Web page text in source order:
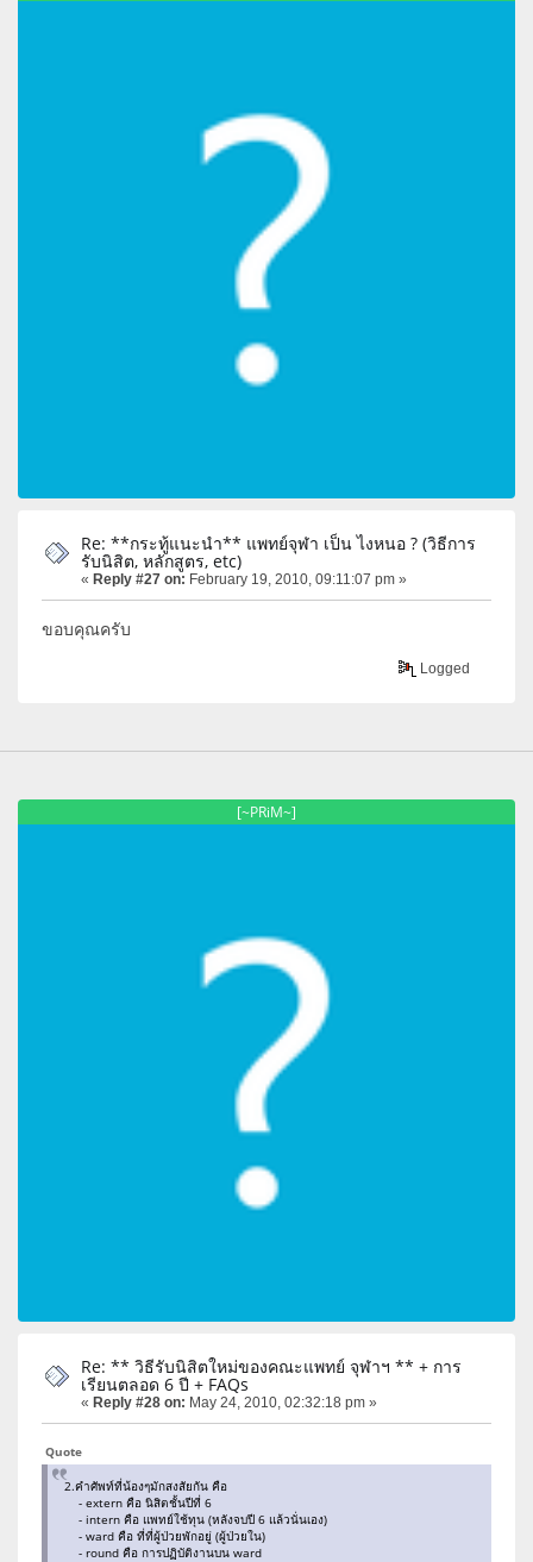
Re: **กระทู้แนะนำ** แพทย์จุฬา เป็น ไงหนอ ? (วิธีการ
รับนิสิต, หลักสูตร, etc)
« Reply #27 on: February 19, 2010, 09:11:07 pm »
ขอบคุณครับ
Logged
[~PRiM~]
Re: ** วิธีรับนิสิตใหม่ของคณะแพทย์ จุฬาฯ ** + การ
เรียนตลอด 6 ปี + FAQs
« Reply #28 on: May 24, 2010, 02:32:18 pm »
Quote
2.คำศัพท์ที่น้องๆมักสงสัยกัน คือ
- extern คือ นิสิตชั้นปีที่ 6
- intern คือ แพทย์ใช้ทุน (หลังจบปี 6 แล้วนั่นเอง)
- ward คือ ที่ที่ผู้ป่วยพักอยู่ (ผู้ป่วยใน)
- round คือ การปฏิบัติงานบน ward